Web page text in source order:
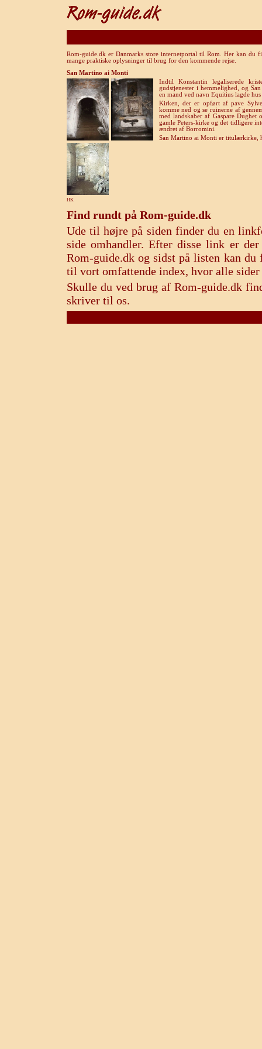
Rom-guide.dk er Danmarks store internetportal til Rom. Her kan du
mange praktiske oplysninger til brug for den kommende rejse.
San Martino ai Monti
Indtil Konstantin legaliserede
gudstjenester i hemmelighed, og
en mand ved navn Equitius lagde hus
Kirken, der er opført af pave
komme ned og se ruinerne af
med landskaber af Gaspare
gamle Peters-kirke og det tidligere
ændret af Borromini.
San Martino ai Monti er titulærkirke,
HK
Find rundt på Rom-guide.dk
Ude til højre på siden finder du en
side omhandler. Efter disse link er
Rom-guide.dk og sidst på listen kan
til vort omfattende index, hvor alle
Skulle du ved brug af Rom-guide.dk
skriver til os.